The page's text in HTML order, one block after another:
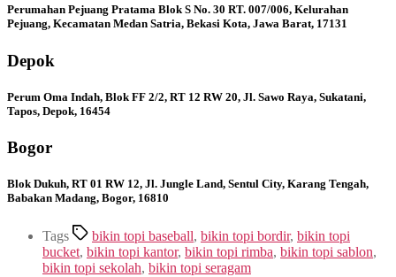
Perumahan Pejuang Pratama Blok S No. 30 RT. 007/006, Kelurahan
Pejuang, Kecamatan Medan Satria, Bekasi Kota, Jawa Barat, 17131
Depok
Perum Oma Indah, Blok FF 2/2, RT 12 RW 20, Jl. Sawo Raya, Sukatani,
Tapos, Depok, 16454
Bogor
Blok Dukuh, RT 01 RW 12, Jl. Jungle Land, Sentul City, Karang Tengah,
Babakan Madang, Bogor, 16810
Tags bikin topi baseball, bikin topi bordir, bikin topi
bucket, bikin topi kantor, bikin topi rimba, bikin topi sablon,
bikin topi sekolah, bikin topi seragam